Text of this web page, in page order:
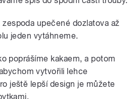
upečené dozlatova až
jeden vytáhneme.
poprášíme kakaem, a potom
vytvořili lehce
ještě lepší design je můžete